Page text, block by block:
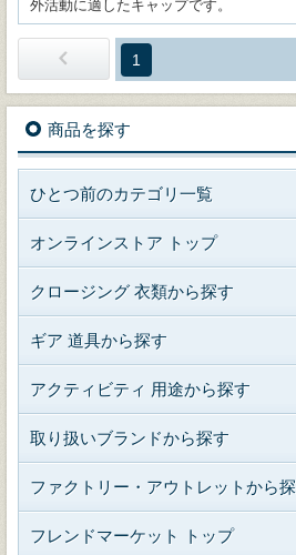
外活動に適したキャップです。
1
商品を探す
ひとつ前のカテゴリ一覧
オンラインストア トップ
クロージング 衣類から探す
ギア 道具から探す
アクティビティ 用途から探す
取り扱いブランドから探す
ファクトリー・アウトレットから
フレンドマーケット トップ